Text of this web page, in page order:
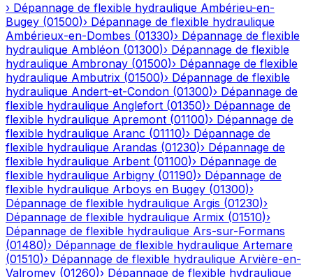
› Dépannage de flexible hydraulique Ambérieu-en-
Bugey (01500)› Dépannage de flexible hydraulique
Ambérieux-en-Dombes (01330)› Dépannage de flexible
hydraulique Ambléon (01300)› Dépannage de flexible
hydraulique Ambronay (01500)› Dépannage de flexible
hydraulique Ambutrix (01500)› Dépannage de flexible
hydraulique Andert-et-Condon (01300)› Dépannage de
flexible hydraulique Anglefort (01350)› Dépannage de
flexible hydraulique Apremont (01100)› Dépannage de
flexible hydraulique Aranc (01110)› Dépannage de
flexible hydraulique Arandas (01230)› Dépannage de
flexible hydraulique Arbent (01100)› Dépannage de
flexible hydraulique Arbigny (01190)› Dépannage de
flexible hydraulique Arboys en Bugey (01300)›
Dépannage de flexible hydraulique Argis (01230)›
Dépannage de flexible hydraulique Armix (01510)›
Dépannage de flexible hydraulique Ars-sur-Formans
(01480)› Dépannage de flexible hydraulique Artemare
(01510)› Dépannage de flexible hydraulique Arvière-en-
Valromey (01260)› Dépannage de flexible hydraulique